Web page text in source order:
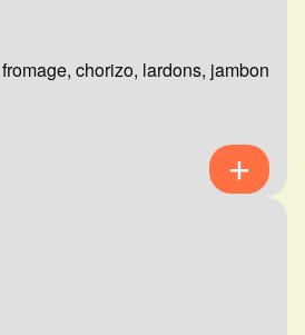
chorizo, lardons, jambon